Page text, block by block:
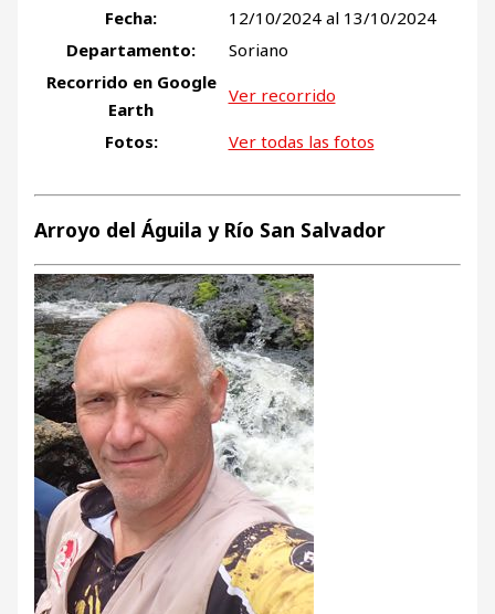
Fecha:
12/10/2024 al 13/10/2024
Departamento:
Soriano
Recorrido en Google
Earth
Ver recorrido
Fotos: Ver todas las fotos
Arroyo del Águila y Río San Salvador